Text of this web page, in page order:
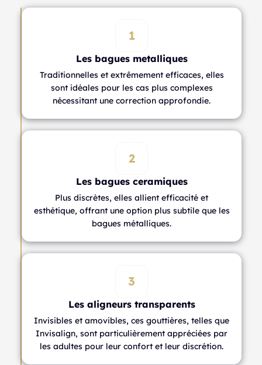
1
Les bagues metalliques
Traditionnelles et extrêmement efficaces, elles
sont idéales pour les cas plus complexes
nécessitant une correction approfondie.
2
Les bagues ceramiques
Plus discrètes, elles allient efficacité et
esthétique, offrant une option plus subtile que les
bagues métalliques.
3
Les aligneurs transparents
Invisibles et amovibles, ces gouttières, telles que
Invisalign, sont particulièrement appréciées par
les adultes pour leur confort et leur discrétion.